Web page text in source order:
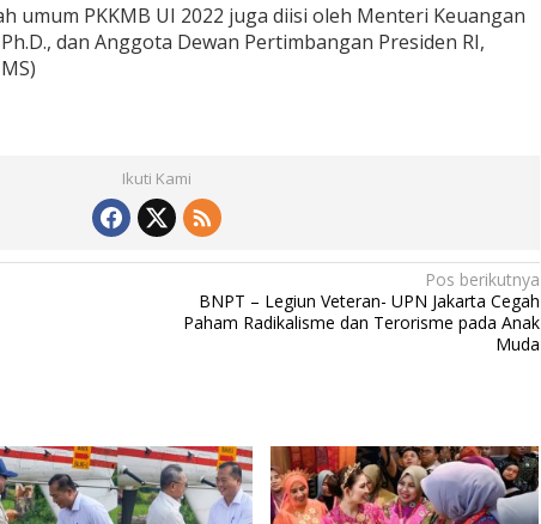
umum PKKMB UI 2022 juga diisi oleh Menteri Keuangan
dan Anggota Dewan Pertimbangan Presiden RI,
Ikuti Kami
Pos berikutnya
BNPT – Legiun Veteran- UPN Jakarta Cegah
Paham Radikalisme dan Terorisme pada Anak
Muda